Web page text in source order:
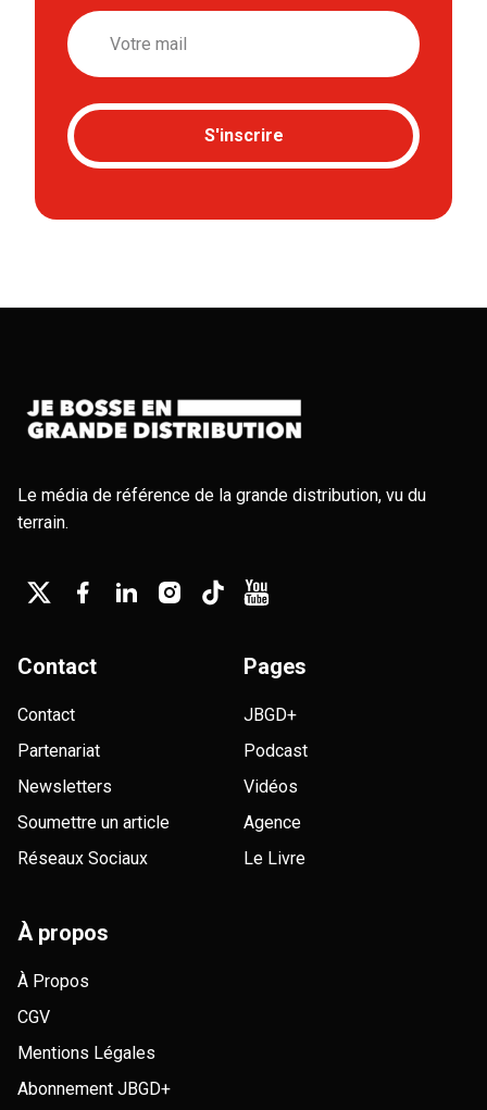
Email
S'inscrire
Le média de référence de la grande distribution, vu du
terrain.
Contact
Contact
Partenariat
Newsletters
Soumettre un article
Réseaux Sociaux
Pages
JBGD+
Podcast
Vidéos
Agence
Le Livre
À propos
À Propos
CGV
Mentions Légales
Abonnement JBGD+